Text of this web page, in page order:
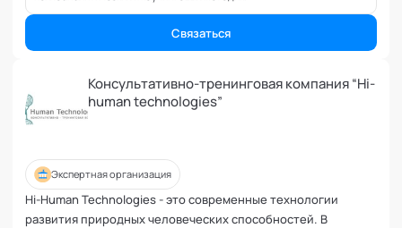
Возрастные кризисы
Воспитание
Долголетие и качество жизни
Защита от манипуляций
Иммунитет
Карьерная стратегия
Связаться
Консультативно-тренинговая компания “Hi-
human technologies”
Экспертная организация
Hi-Human Technologies - это современные технологии
развития природных человеческих способностей. В